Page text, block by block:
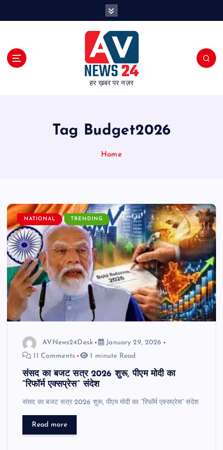
हर ख़बर पर नज़र
Tag Budget2026
Home
NATIONAL TRENDING
AVNews24Desk
January 29, 2026
11 Comments
1 minute Read
संसद का बजट सत्र 2026 शुरू, पीएम मोदी का
“रिफॉर्म एक्सप्रेस” संदेश
संसद का बजट सत्र 2026 शुरू, पीएम मोदी का “रिफॉर्म एक्सप्रेस” संदेश
Read more